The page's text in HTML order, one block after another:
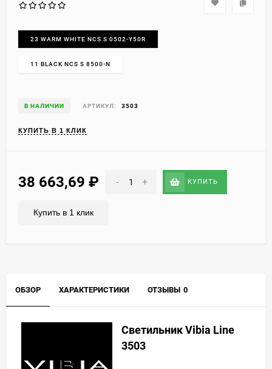
23 WARM WHITE NCS S 0502-Y50R
11 BLACK NCS S 8500-N
В НАЛИЧИИ АРТИКУЛ: 3503
КУПИТЬ В 1 КЛИК
38 663,69 ₽ - + КУПИТЬ
Купить в 1 клик
ОБЗОР ХАРАКТЕРИСТИКИ ОТЗЫВЫ 0
Светильник Vibia Line
3503